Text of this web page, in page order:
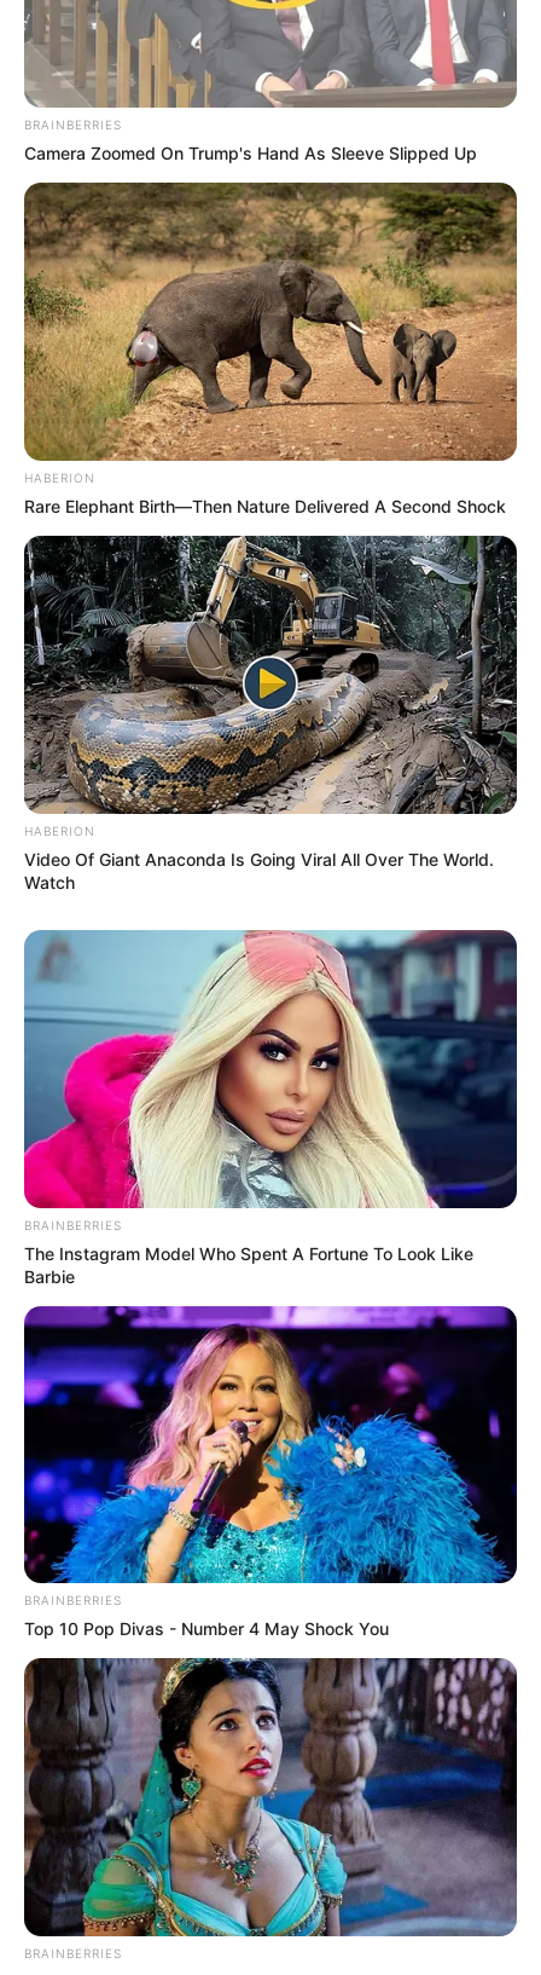
BRAINBERRIES
Camera Zoomed On Trump's Hand As Sleeve Slipped Up
HABERION
Rare Elephant Birth—Then Nature Delivered A Second Shock
HABERION
Video Of Giant Anaconda Is Going Viral All Over The World.
Watch
BRAINBERRIES
The Instagram Model Who Spent A Fortune To Look Like
Barbie
BRAINBERRIES
Top 10 Pop Divas - Number 4 May Shock You
BRAINBERRIES